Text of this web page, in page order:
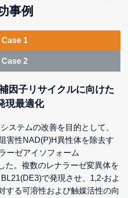
事例
Case 1
Case 2
因子リサイクルに向けた
現最適化
ステムの改善を目的として、
害性NAD(P)H異性体を除去す
ーゼアイソフォーム
た。複数のレナラーゼ変異体を
BL21(DE3)で発現させ、1,2-およ
する可溶性および触媒活性の向